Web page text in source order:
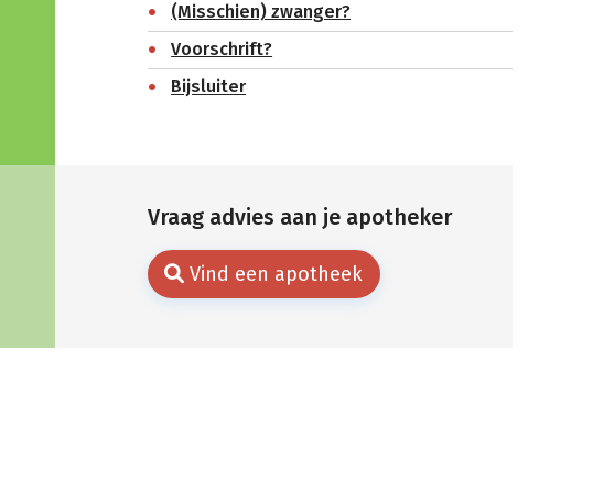
Vraag advies aan je apotheker
Vind een apotheek
(Misschien) zwanger?
Voorschrift?
Bijsluiter